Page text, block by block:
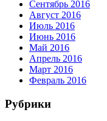
Сентябрь 2016
Август 2016
Июль 2016
Июнь 2016
Май 2016
Апрель 2016
Март 2016
Февраль 2016
Рубрики